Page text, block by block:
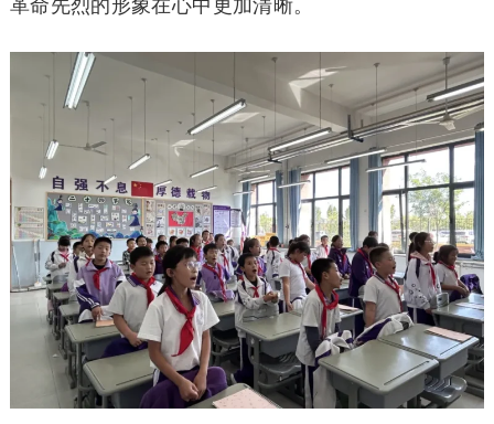
革命先烈的形象在心中更加清晰。